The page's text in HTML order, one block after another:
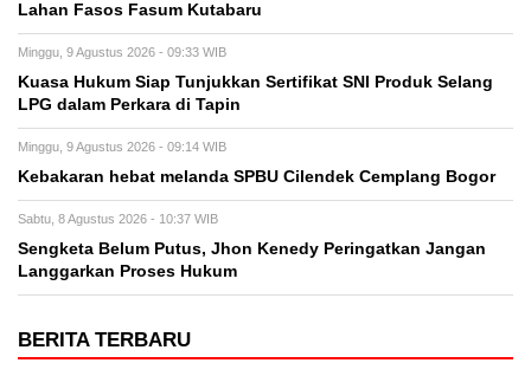
Lahan Fasos Fasum Kutabaru
Minggu, 9 Agustus 2026 - 09:33 WIB
Kuasa Hukum Siap Tunjukkan Sertifikat SNI Produk Selang
LPG dalam Perkara di Tapin
Minggu, 9 Agustus 2026 - 09:14 WIB
Kebakaran hebat melanda SPBU Cilendek Cemplang Bogor
Sabtu, 8 Agustus 2026 - 10:37 WIB
Sengketa Belum Putus, Jhon Kenedy Peringatkan Jangan
Langgarkan Proses Hukum
BERITA TERBARU